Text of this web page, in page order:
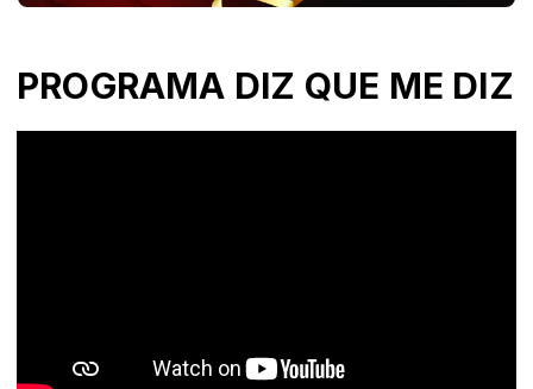
PROGRAMA DIZ QUE ME DIZ